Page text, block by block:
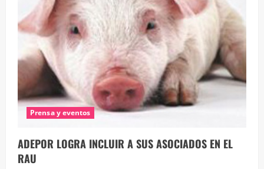
Prensa y eventos
ADEPOR LOGRA INCLUIR A SUS ASOCIADOS EN EL
RAU